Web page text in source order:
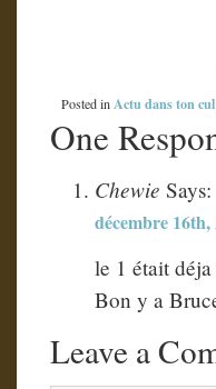
Posted inActu dans ton cul
One
Chewie Says:
décembre
le 1 était
Bon y a
Leave a